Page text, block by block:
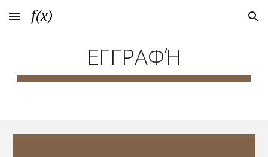
Skip to main content Skip to navigation
ΕΓΓΡΑΦΉ